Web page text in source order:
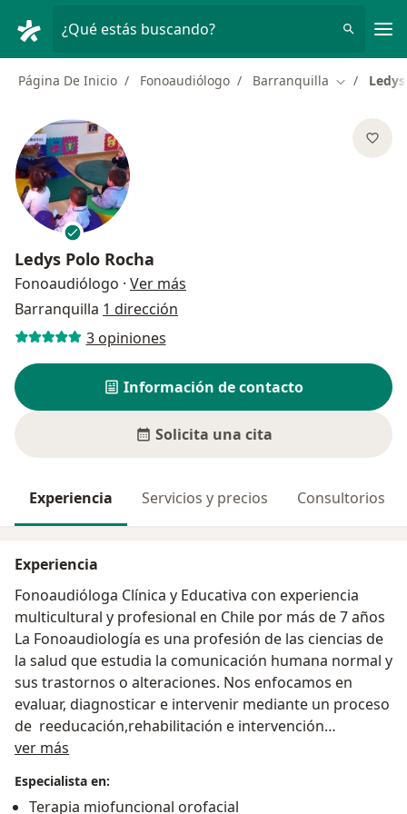
¿Qué estás buscando?
Página De Inicio Fonoaudiólogo Barranquilla Cambiar
Ledys Polo Rocha
Fonoaudiólogo · Ver más
Barranquilla 1 dirección
3 opiniones
Información de contacto
Solicita una cita
Experiencia Servicios y precios Consultorios
Experiencia
Fonoaudióloga Clínica y Educativa con experiencia
multicultural y profesional en Chile por más de 7 años
La Fonoaudiología es una profesión de las ciencias de
la salud que estudia la comunicación humana normal y
sus trastornos o alteraciones. Nos enfocamos en
evaluar, diagnosticar e intervenir mediante un proceso
de reeducación,rehabilitación e intervención
terapéutica las áreas de voz y habla, (motricidad
alternativa área de aprendizaje y del lenguaje la cual
ver más
Especialista en:
Terapia miofuncional orofacial